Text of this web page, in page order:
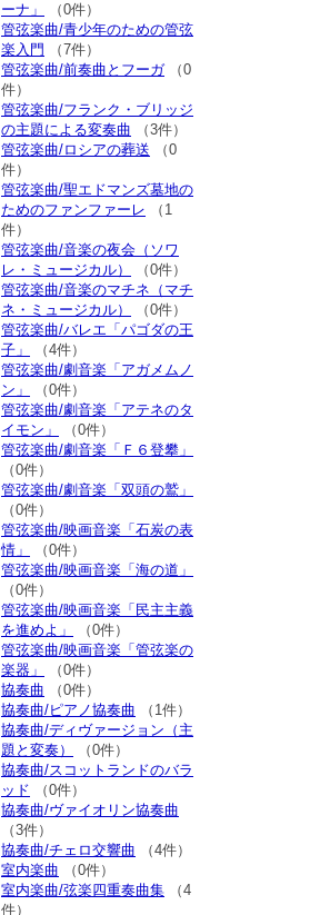
ーナ」
（0件）
管弦楽曲/青少年のための管弦
楽入門
（7件）
管弦楽曲/前奏曲とフーガ（0
件）
管弦楽曲/フランク・ブリッジ
の主題による変奏曲 （3件）
管弦楽曲/ロシアの葬送 （0
件）
管弦楽曲/聖エドマンズ墓地の
ためのファンファーレ （1
件）
管弦楽曲/音楽の夜会（ソワ
レ・ミュージカル）
（0件）
管弦楽曲/音楽のマチネ（マチ
ネ・ミュージカル）
（0件）
管弦楽曲/バレエ「パゴダの王
子」
（4件）
管弦楽曲/劇音楽「アガメムノ
ン」
（0件）
管弦楽曲/劇音楽「アテネのタ
イモン」
（0件）
管弦楽曲/劇音楽「Ｆ６登攀」
（0件）
管弦楽曲/劇音楽「双頭の鷲」
（0件）
管弦楽曲/映画音楽「石炭の表
情」
（0件）
管弦楽曲/映画音楽「海の道」
（0件）
管弦楽曲/映画音楽「民主主義
を進めよ」
（0件）
管弦楽曲/映画音楽「管弦楽の
楽器」
（0件）
協奏曲 （0件）
協奏曲/ピアノ協奏曲 （1件）
協奏曲/ディヴァージョン（主
題と変奏）
（0件）
協奏曲/スコットランドのバラ
ッド （0件）
協奏曲/ヴァイオリン協奏曲
（3件）
協奏曲/チェロ交響曲 （4件）
室内楽曲 （0件）
室内楽曲/弦楽四重奏曲集 （4
件）